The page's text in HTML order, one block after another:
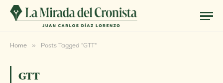
Home » Posts Tagged "GTT"
GTT